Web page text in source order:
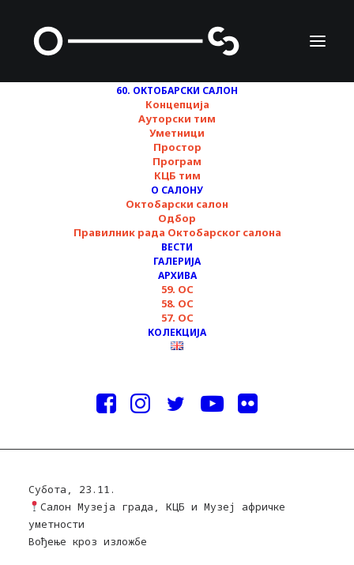
60. ОКТОБАРСКИ САЛОН
Концепција
Ауторски тим
Уметници
Простор
Програм
КЦБ тим
О САЛОНУ
Октобарски салон
Одбор
Правилник рада Октобарског салона
ВЕСТИ
ГАЛЕРИЈА
АРХИВА
59. ОС
58. ОС
57. ОС
КОЛЕКЦИЈА
Недељни преглед
програма ▪︎ 60.
ОКТОБАРСКИ САЛОН
▪︎ 22.11-2.12.
22/11/2024
Субота, 23.11.
Салон Музеја града, КЦБ и Музеј афричке
уметности
Вођење кроз изложбе